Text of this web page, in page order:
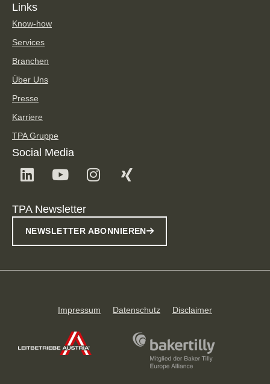
Links
Know-how
Services
Branchen
Über Uns
Presse
Karriere
TPA Gruppe
Social Media
TPA Newsletter
NEWSLETTER ABONNIEREN
Impressum Datenschutz Disclaimer